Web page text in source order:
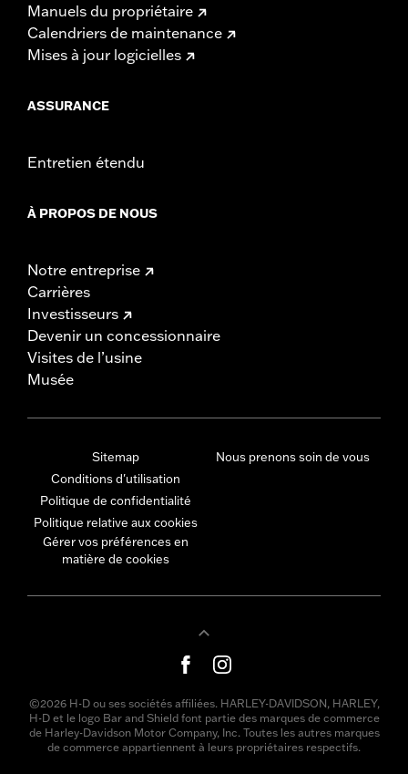
Manuels du propriétaire
Calendriers de maintenance
Mises à jour logicielles
ASSURANCE
Entretien étendu
À PROPOS DE NOUS
Notre entreprise
Carrières
Investisseurs
Devenir un concessionnaire
Visites de l’usine
Musée
Sitemap
Conditions d'utilisation
Politique de confidentialité
Politique relative aux cookies
Gérer vos préférences en
matière de cookies
Nous prenons soin de vous
©2026 H-D ou ses sociétés affiliées. HARLEY-DAVIDSON, HARLEY,
H-D et le logo Bar and Shield font partie des marques de commerce
de Harley-Davidson Motor Company, Inc. Toutes les autres marques
de commerce appartiennent à leurs propriétaires respectifs.